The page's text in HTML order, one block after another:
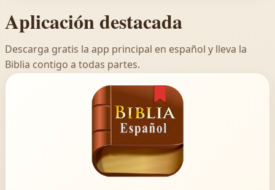
Aplicación destacada
Descarga gratis la app principal en español y lleva la
Biblia contigo a todas partes.